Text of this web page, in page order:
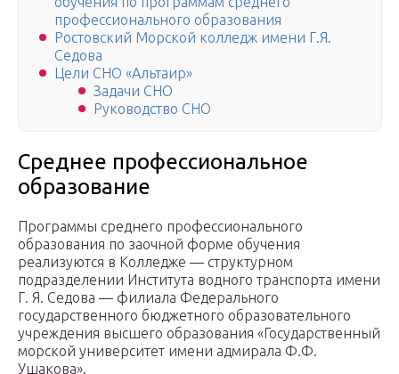
профессионального образования
Ростовский Морской колледж имени Г.Я.
Седова
Цели СНО «Альтаир»
Задачи СНО
Руководство СНО
Среднее профессиональное
образование
Программы среднего профессионального
образования по заочной форме обучения
реализуются в Колледже — структурном
подразделении Института водного транспорта имени
Г. Я. Седова — филиала Федерального
государственного бюджетного образовательного
учреждения высшего образования «Государственный
морской университет имени адмирала Ф.Ф.
Ушакова».